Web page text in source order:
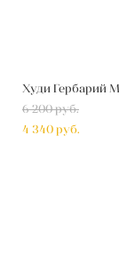
Худи Гербарий
6 200 pуб.
4 340 pуб.